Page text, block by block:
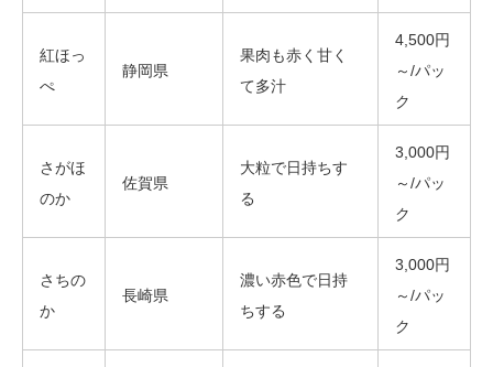
紅ほっ
ぺ
静岡県
果肉も赤く甘く
て多汁
4,500円
～/パッ
ク
さがほ
のか
佐賀県
大粒で日持ちす
る
3,000円
～/パッ
ク
さちの
か
長崎県
濃い赤色で日持
ちする
3,000円
～/パッ
ク